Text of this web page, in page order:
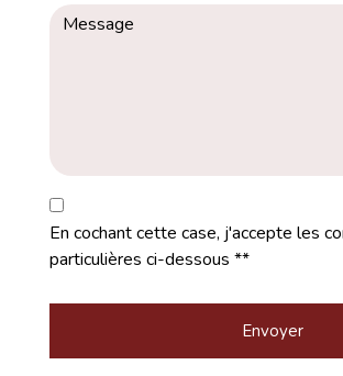
En cochant cette case, j'accepte les
particulières ci-dessous **
Envoyer